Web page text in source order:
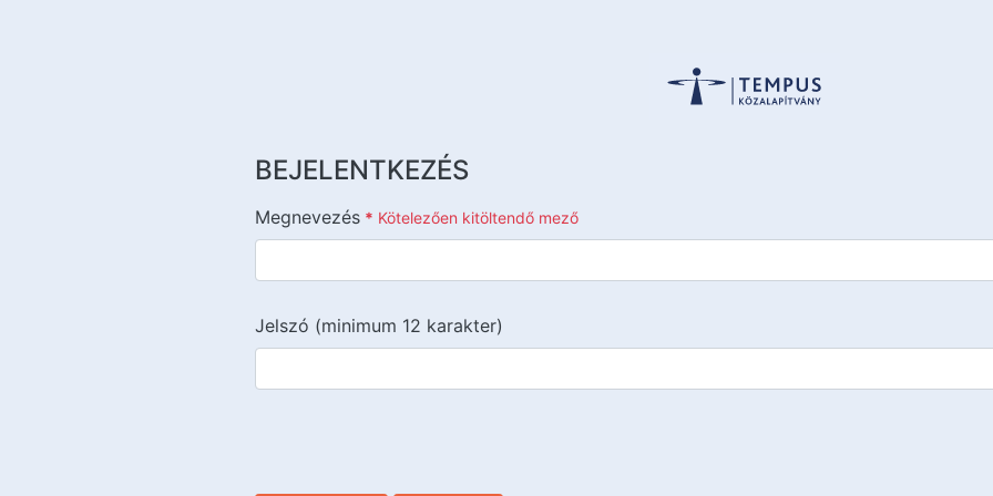
BEJELENTKEZÉS
Megnevezés * Kötelezően kitöltendő mező
Jelszó (minimum 12 karakter)